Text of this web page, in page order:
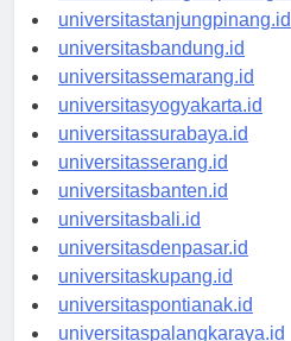
universitaspangkalpinang.id
universitastanjungpinang.id
universitasbandung.id
universitassemarang.id
universitasyogyakarta.id
universitassurabaya.id
universitasserang.id
universitasbanten.id
universitasbali.id
universitasdenpasar.id
universitaskupang.id
universitaspontianak.id